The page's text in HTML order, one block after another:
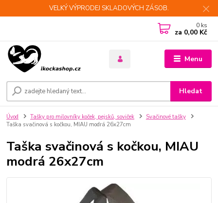
VELKÝ VÝPRODEJ SKLADOVÝCH ZÁSOB.
Menu
Hledat
0 ks
za 0,00 Kč
Úvod Tašky pro milovníky koček, pejsků, soviček
Svačinové tašky
Taška svačinová s kočkou, MIAU modrá 26x27cm
Taška svačinová s kočkou, MIAU
modrá 26x27cm